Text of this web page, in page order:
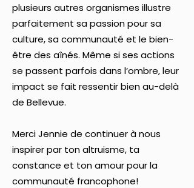
plusieurs autres organismes illustre
parfaitement sa passion pour sa
culture, sa communauté et le bien-
être des aînés. Même si ses actions
se passent parfois dans l’ombre, leur
impact se fait ressentir bien au-delà
de Bellevue.
Merci Jennie de continuer à nous
inspirer par ton altruisme, ta
constance et ton amour pour la
communauté francophone!